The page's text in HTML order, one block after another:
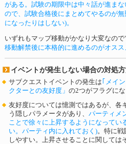
がある。試験の期限中は中々話が進ま
ので、試験合格後にまとめてやるのが
になったりはしない)。
いずれもマップ移動がかなり大変なので
移動解禁後に本格的に進めるのがオスス
イベントが発生しない場合の対処
サブクエストイベントの発生は｢メイ
クターとの友好度」 の2つがフラグに
友好度については憶測ではあるが、各
う隠しパラメータがあり、 パーティメ
ことで徐々に上昇するようになってい
い。パーティ内に入れておく)。特に戦
しやすい。上昇させることに関しては